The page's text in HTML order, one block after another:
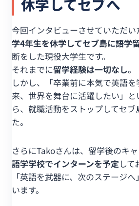
休学してセブへ
今回インタビューさせていただい
学4年生を休学してセブ島に語学
断をした現役大学生です。
それまでに留学経験は一切なし。
しかし、「卒業前に本気で英語
来、世界を舞台に活躍したい」
ら、就職活動をストップしてセ
た。
さらにTakoさんは、留学後のキ
語学学校でインターンを予定し
「英語を武器に、次のステージ
います。